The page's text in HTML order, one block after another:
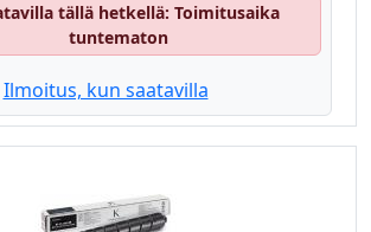
tällä hetkellä: Toimitusaika
tuntematon
Ilmoitus, kun saatavilla